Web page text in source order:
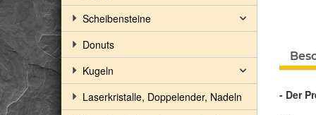
- Der
Scheibensteine
Donuts
Kugeln
Laserkristalle, Doppelender, Nadeln